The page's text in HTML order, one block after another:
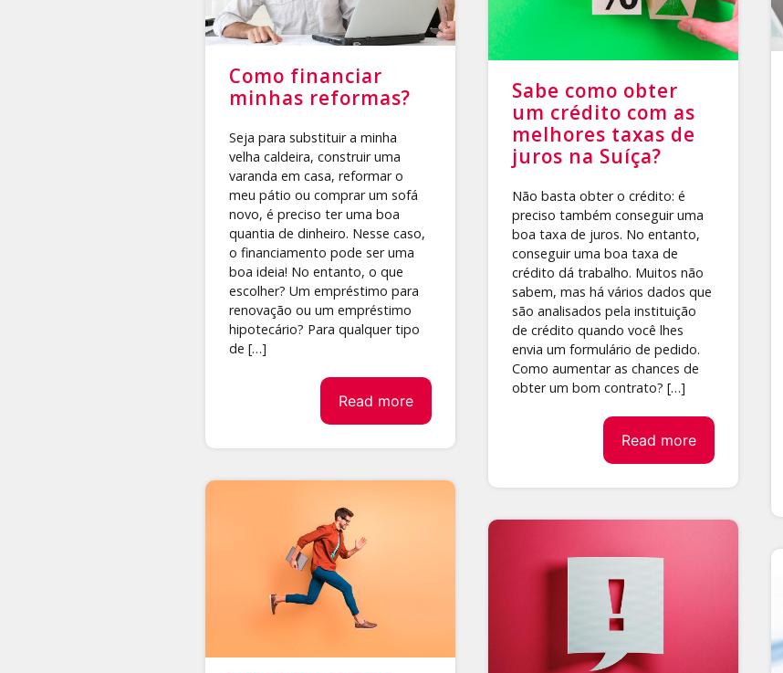
Como financiar
minhas reformas?
Seja para substituir a minha
velha caldeira, construir uma
varanda em casa, reformar o
meu pátio ou comprar um sofá
novo, é preciso ter uma boa
quantia de dinheiro. Nesse caso,
o financiamento pode ser uma
boa ideia! No entanto, o que
escolher? Um empréstimo para
renovação ou um empréstimo
hipotecário? Para qualquer tipo
de […]
Read more
Sabe como obter
um crédito com as
melhores taxas de
juros na Suíça?
Não basta obter o crédito: é
preciso também conseguir uma
boa taxa de juros. No entanto,
conseguir uma boa taxa de
crédito dá trabalho. Muitos não
sabem, mas há vários dados que
são analisados pela instituição
de crédito quando você lhes
envia um formulário de pedido.
Como aumentar as chances de
obter um bom contrato? […]
Read more